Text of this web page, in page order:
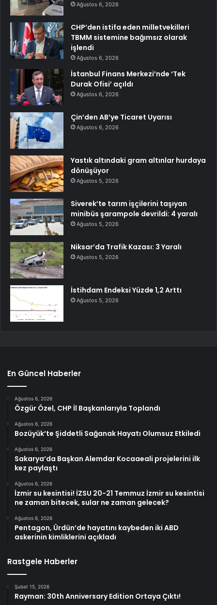
Ağustos 6, 2026
CHP’den istifa eden milletvekilleri
TBMM sistemine bağımsız olarak
işlendi
Ağustos 6, 2026
İstanbul Finans Merkezi’nde ‘Tek
Durak Ofisi’ açıldı
Ağustos 6, 2026
Çin’den AB’ye Ticaret Uyarısı
Ağustos 6, 2026
Yastık altındaki gram altınlar hurdaya
dönüşüyor
Ağustos 5, 2026
Siverek’te tarım işçilerini taşıyan
minibüs şarampole devrildi: 4 yaralı
Ağustos 5, 2026
Niksar’da Trafik Kazası: 3 Yaralı
Ağustos 5, 2026
İstihdam Endeksi Yüzde 1,2 Arttı
Ağustos 5, 2026
En Güncel Haberler
Ağustos 6, 2026
Özgür Özel, CHP İl Başkanlarıyla Toplandı
Ağustos 6, 2026
Bozüyük’te Şiddetli Sağanak Hayatı Olumsuz Etkiledi
Ağustos 6, 2026
Sakarya’da Başkan Alemdar Kocaaeali projelerini ilk
kez paylaştı
Ağustos 6, 2026
İzmir su kesintisi! İZSU 20-21 Temmuz İzmir su kesintisi
ne zaman bitecek, sular ne zaman gelecek?
Ağustos 6, 2026
Pentagon, Ürdün’de hayatını kaybeden iki ABD
askerinin kimliklerini açıkladı
Rastgele Haberler
Şubat 15, 2026
Rayman: 30th Anniversary Edition Ortaya Çıktı!